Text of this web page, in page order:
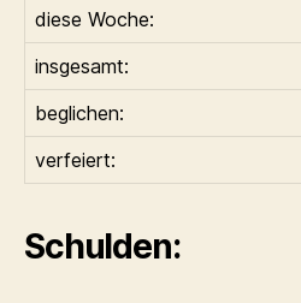
diese Woche:
insgesamt:
beglichen:
verfeiert:
Schulden: